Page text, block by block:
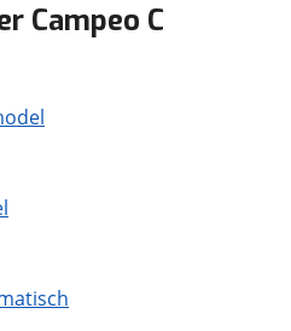
Campeo C